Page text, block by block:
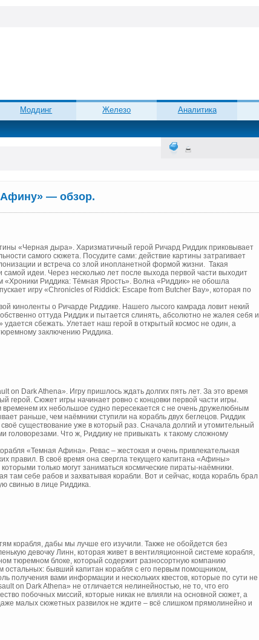
Моддинг Железо Аналитика
Афину» — обзор.
«Черная дыра». Харизматичный герой Ричард Риддик приковывает
самого сюжета. Посудите сами: действие картины затрагивает
и встреча со злой инопланетной формой жизни. Такая
идеи. Через несколько лет после выхода первой части выходит
Риддика: Тёмная Ярость». Волна «Риддик» не обошла
игру «Chronicles of Riddick: Escape from Butcher Bay», которая по
киноленты о Ричарде Риддике. Нашего лысого камрада ловит некий
оттуда Риддик и пытается слинять, абсолютно не жалея себя и
сбежать. Улетает наш герой в открытый космос не один, а
заключению Риддика.
on Dark Athena». Игру пришлось ждать долгих пять лет. За это время
герой. Сюжет игры начинает ровно с концовки первой части игры.
временем их небольшое судно пересекается с не очень дружелюбным
раньше, чем наёмники ступили на корабль двух беглецов. Риддик
существование уже в который раз. Сначала долгий и утомительный
головорезами. Что ж, Риддику не привыкать к такому сложному
«Темная Афина». Ревас – жестокая и очень привлекательная
правил. В своё время она свергла текущего капитана «Афины»
только могут заниматься космические пираты-наёмники.
себе рабов и захватывая корабли. Вот и сейчас, когда корабль брал
свинью в лице Риддика.
корабля, дабы мы лучше его изучили. Также не обойдется без
девочку Линн, которая живет в вентиляционной системе корабля,
тюремном блоке, который содержит разносортную компанию
остальных: бывший капитан корабля с его первым помощником,
получения вами информации и нескольких квестов, которые по сути не
on Dark Athena» не отличается нелинейностью, не то, что его
побочных миссий, которые никак не влияли на основной сюжет, а
малых сюжетных развилок не ждите – всё слишком прямолинейно и